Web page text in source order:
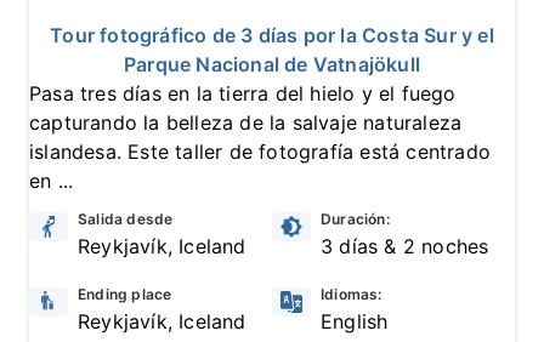
Tour fotográfico de 3 días por la Costa Sur y el
Parque Nacional de Vatnajökull
Pasa tres días en la tierra del hielo y el fuego
capturando la belleza de la salvaje naturaleza
islandesa. Este taller de fotografía está centrado
en ...
Salida desde
Reykjavík, Iceland
Duración:
3 días & 2 noches
Ending place
Reykjavík, Iceland
Idiomas:
English